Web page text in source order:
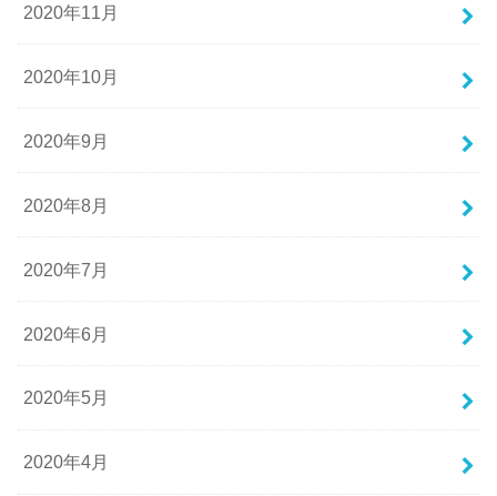
2020年11月
2020年10月
2020年9月
2020年8月
2020年7月
2020年6月
2020年5月
2020年4月